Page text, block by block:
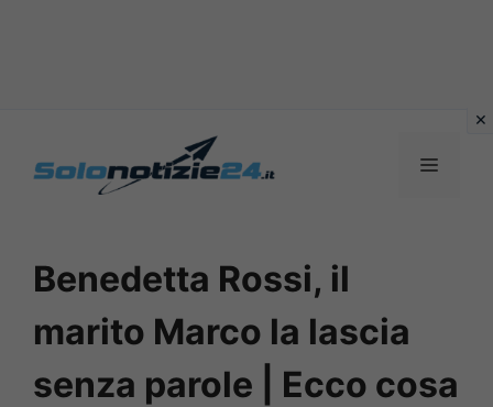
MENU
Benedetta Rossi, il
marito Marco la lascia
senza parole | Ecco cosa